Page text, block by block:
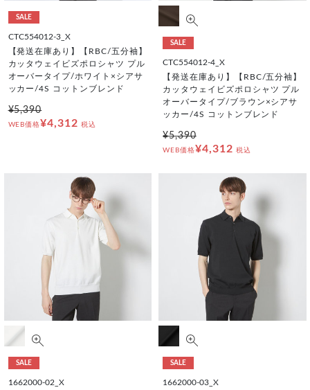
SALE
CTC554012-3_X
【発送在庫あり】【RBC/五分袖】
カッタウェイビズポロシャツ プル
オーバータイプ/ホワイト×シアサ
ッカー/4S コットンブレンド
¥5,390
WEB価格¥4,312 税込
SALE
CTC554012-4_X
【発送在庫あり】【RBC/五分袖】
カッタウェイビズポロシャツ プル
オーバータイプ/ブラウン×シアサ
ッカー/4S コットンブレンド
¥5,390
WEB価格¥4,312 税込
SALE
1662000-02_X
SALE
1662000-03_X